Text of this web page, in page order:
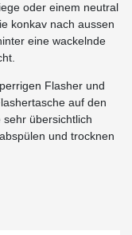
oder einem neutral
konkav nach aussen
eine wackelnde
Flasher und
auf den
übersichtlich
und trocknen